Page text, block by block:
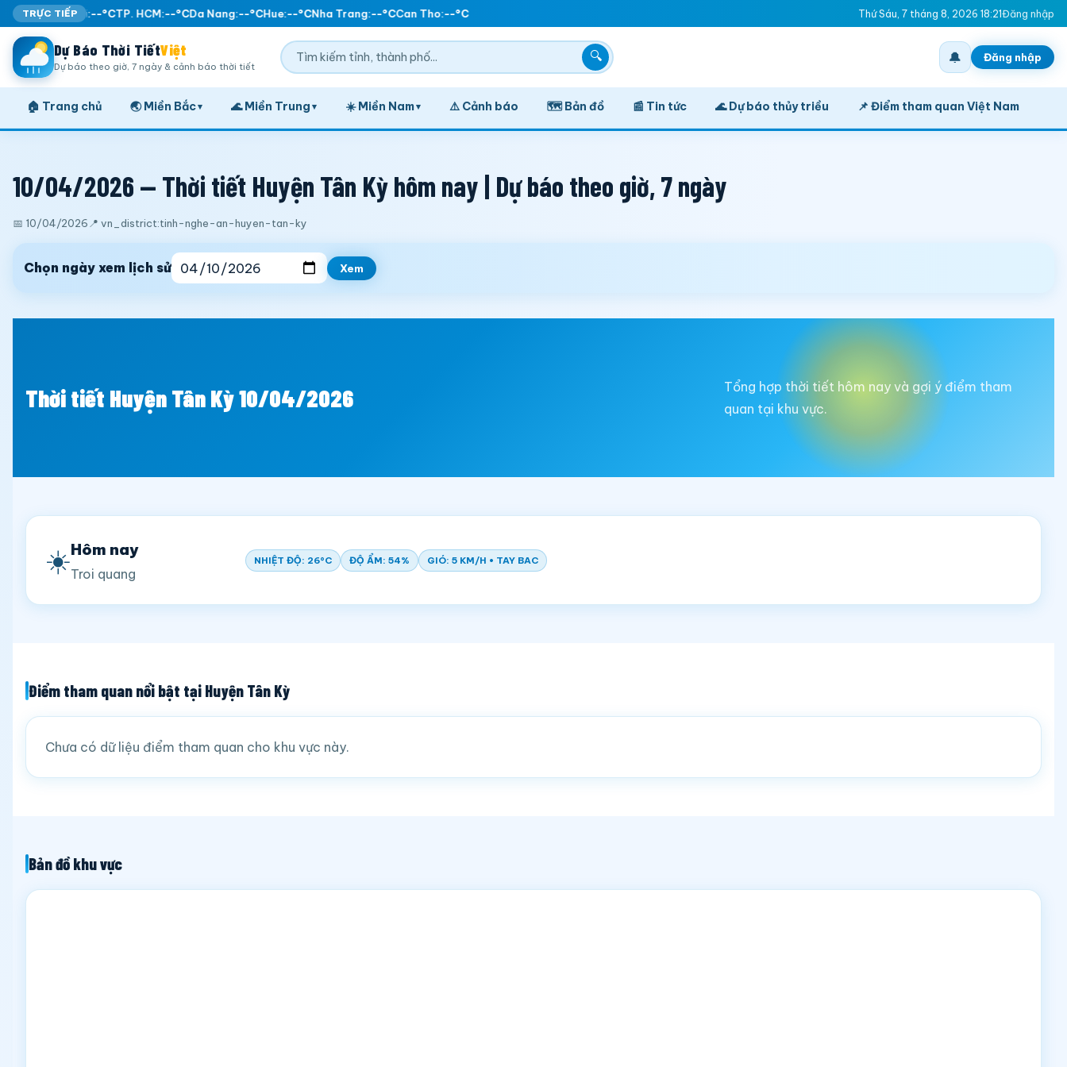
TRỰC TIẾP
Ha Noi:--°CTP. HCM:--°CDa Nang:--°CHue:--°CNha Trang:--°CCan Tho:--°C Thứ Sáu, 7 tháng 8, 2026 18:21Đăng nhập
Dự Báo Thời TiếtViệt
Dự báo theo giờ, 7 ngày & cảnh báo thời tiết
🔍 🔔 Đăng nhập
🏠 Trang chủ 🌏 Miền Bắc▾ 🌊 Miền Trung ▾ ☀️ Miền Nam▾ ⚠️ Cảnh báo 🗺️ Bản đồ 📰 Tin tức 🌊 Dự báo thủy triều 📌 Điểm tham quan Việt Nam
10/04/2026 — Thời tiết Huyện Tân Kỳ hôm nay | Dự báo theo giờ, 7 ngày
📅 10/04/2026 📍 vn_district:tinh-nghe-an-huyen-tan-ky
Chọn ngày xem lịch sử Xem
Thời tiết Huyện Tân Kỳ 10/04/2026
Tổng hợp thời tiết hôm nay và gợi ý điểm tham
quan tại khu vực.
☀️Hôm nay
Troi quang
NHIỆT ĐỘ: 26°C ĐỘ ẨM: 54% GIÓ: 5 KM/H • TAY BAC
Điểm tham quan nổi bật tại Huyện Tân Kỳ
Chưa có dữ liệu điểm tham quan cho khu vực này.
Bản đồ khu vực